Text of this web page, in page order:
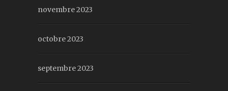
novembre 2023
octobre 2023
septembre 2023